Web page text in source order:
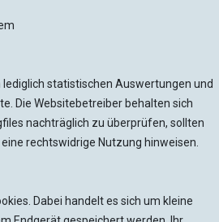
lediglich statistischen Auswertungen und
Die Websitebetreiber behalten sich
nachträglich zu überprüfen, sollten
rechtswidrige Nutzung hinweisen.
Dabei handelt es sich um kleine